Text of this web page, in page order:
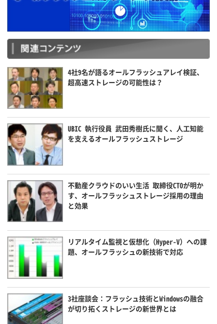
4社9名が語るオールフラッシュアレイ検証、
超高速ストレージの可能性は？
UBIC 執行役員 武田秀樹氏に聞く、人工知能
を支えるオールフラッシュストレージ
不動産クラウドのいい生活 取締役CTOが明か
す、オールフラッシュストレージ採用の理由
と効果
リアルタイム監視と仮想化（Hyper-V）への課
題、オールフラッシュの新技術で対応
3社座談会：フラッシュ技術とWindowsの融合
が切り拓くストレージの新世界とは